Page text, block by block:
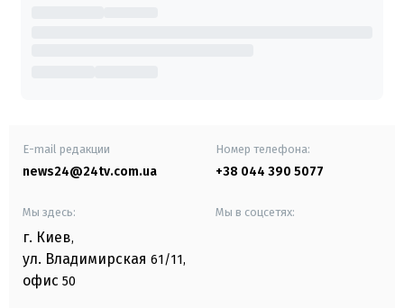
E-mail редакции
news24@24tv.com.ua
Номер телефона:
+38 044 390 5077
Мы здесь:
г. Киев,
ул. Владимирская 61/11,
офис 50
Мы в соцсетях: